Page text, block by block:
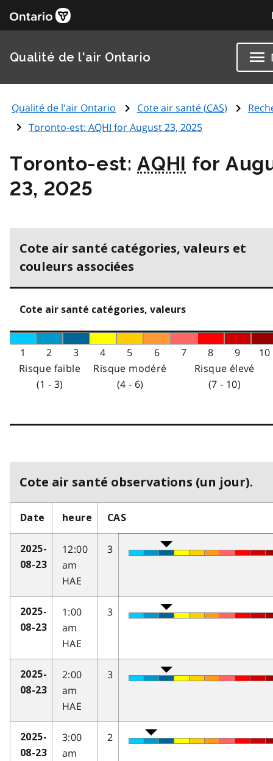
Qualité de l'air Ontario
Qualité de l'air Ontario Cote air santé (CAS)
Toronto-est:AQHI for August 23, 2025
Toronto-est:AQHI for
23, 2025
Cote air santé catégories, valeurs et
couleurs associées
Cote air santé catégories, valeurs
1 2 3 4 5 6 7 8 9
10
Risque faible
(1 - 3)
Risque modéré
(4 - 6)
Risque élevé
(7 - 10)
Cote air santé observations (un jour).
Date heure CAS
2025-
08-23
12:00
am
HAE
3
2025-
08-23
1:00
am
HAE
3
2025-
08-23
2:00
am
HAE
3
2025-
08-23
3:00
am
2